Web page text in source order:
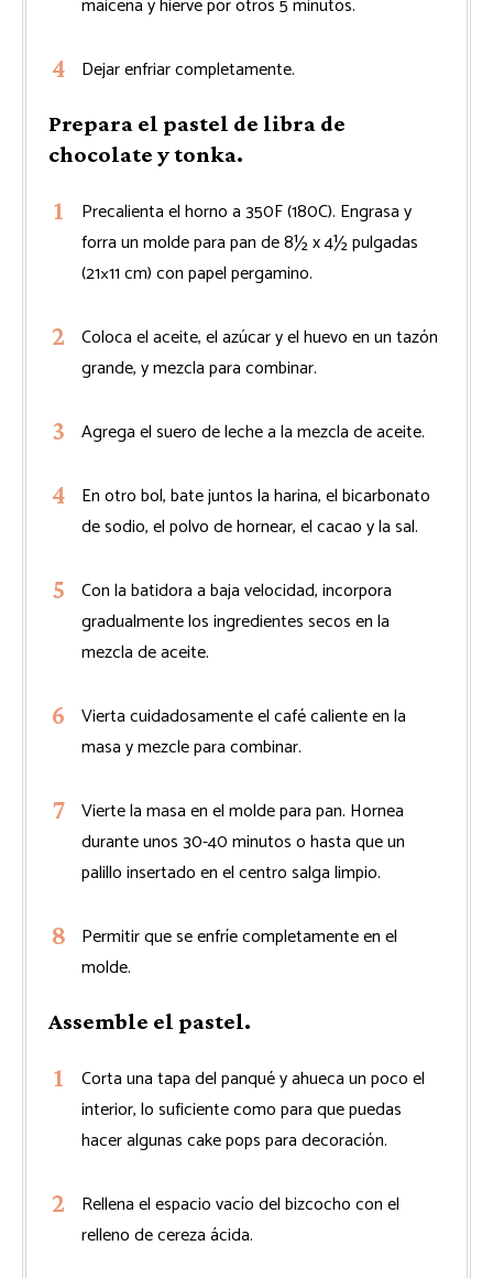
maicena y hierve por otros 5 minutos.
Dejar enfriar completamente.
Prepara el pastel de libra de
chocolate y tonka.
Precalienta el horno a 350F (180C). Engrasa y
forra un molde para pan de 8½ x 4½ pulgadas
(21×11 cm) con papel pergamino.
Coloca el aceite, el azúcar y el huevo en un tazón
grande, y mezcla para combinar.
Agrega el suero de leche a la mezcla de aceite.
En otro bol, bate juntos la harina, el bicarbonato
de sodio, el polvo de hornear, el cacao y la sal.
Con la batidora a baja velocidad, incorpora
gradualmente los ingredientes secos en la
mezcla de aceite.
Vierta cuidadosamente el café caliente en la
masa y mezcle para combinar.
Vierte la masa en el molde para pan. Hornea
durante unos 30-40 minutos o hasta que un
palillo insertado en el centro salga limpio.
Permitir que se enfríe completamente en el
molde.
Assemble el pastel.
Corta una tapa del panqué y ahueca un poco el
interior, lo suficiente como para que puedas
hacer algunas cake pops para decoración.
Rellena el espacio vacío del bizcocho con el
relleno de cereza ácida.